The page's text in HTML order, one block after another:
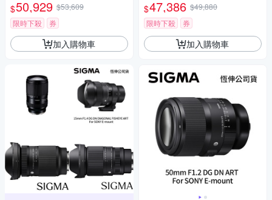
貨)
$50,929 $53,609
限時下殺
券
加入購物車
$47,386 $49,880
限時下殺
券
加入購物車